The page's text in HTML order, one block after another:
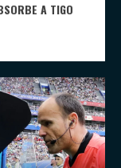
A TIGO